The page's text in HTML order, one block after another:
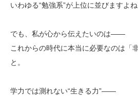
いわゆる“勉強系”が上位に並びますよね
でも、私が心から伝えたいのは――
これからの時代に本当に必要なのは「
と。
学力では測れない“生きる力”――